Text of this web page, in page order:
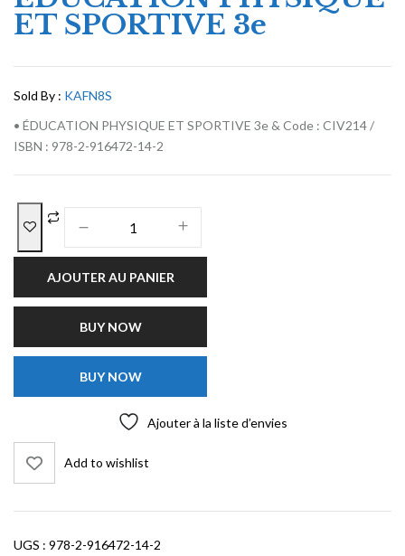
ET SPORTIVE 3e
Sold By : KAFN8S
• ÉDUCATION PHYSIQUE ET SPORTIVE 3e & Code : CIV214 /
ISBN : 978-2-916472-14-2
AJOUTER AU PANIER
BUY NOW
BUY NOW
Ajouter à la liste d’envies
Add to wishlist
UGS : 978-2-916472-14-2